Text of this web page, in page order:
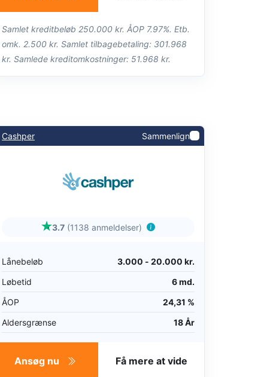
Samlet kreditbeløb 250.000 kr. ÅOP 7.97%. Etb.
omk. 2.500 kr. Samlet tilbagebetaling: 301.968
kr. Samlede kreditomkostninger: 51.968 kr.
Cashper Sammenlign
3.7 (1138 anmeldelser)
Lånebeløb
3.000 - 20.000 kr.
Løbetid
6 md.
ÅOP
24,31 %
Aldersgrænse
18 År
Ansøg nu Få mere at vide